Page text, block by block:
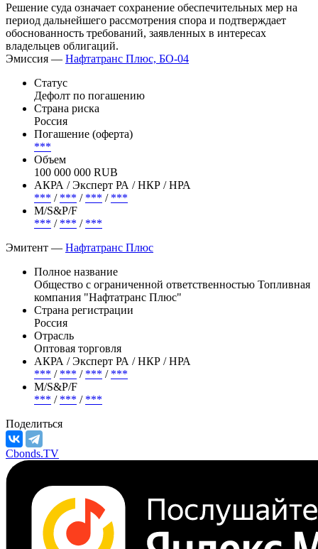
Решение суда означает сохранение обеспечительных мер на
период дальнейшего рассмотрения спора и подтверждает
обоснованность требований, заявленных в интересах
владельцев облигаций.
Эмиссия — Нафтатранс Плюс, БО-04
Статус
Дефолт по погашению
Страна риска
Россия
Погашение (оферта)
***
Объем
100 000 000 RUB
АКРА / Эксперт РА / НКР / НРА
*** / *** / *** / ***
М/S&P/F
*** / *** / ***
Эмитент — Нафтатранс Плюс
Полное название
Общество с ограниченной ответственностью Топливная
компания "Нафтатранс Плюс"
Страна регистрации
Россия
Отрасль
Оптовая торговля
АКРА / Эксперт РА / НКР / НРА
*** / *** / *** / ***
М/S&P/F
*** / *** / ***
Поделиться
Cbonds.TV